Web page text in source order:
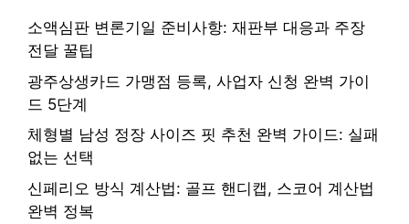
소액심판 변론기일 준비사항: 재판부 대응과 주장
전달 꿀팁
광주상생카드 가맹점 등록, 사업자 신청 완벽 가이
드 5단계
체형별 남성 정장 사이즈 핏 추천 완벽 가이드: 실패
없는 선택
신페리오 방식 계산법: 골프 핸디캡, 스코어 계산법
완벽 정복